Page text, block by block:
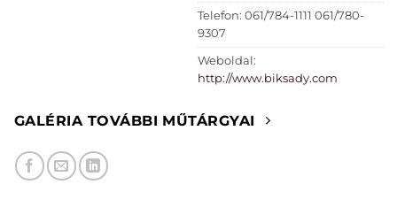
Telefon: 061/784-1111 061/780-
9307
Weboldal:
http://www.biksady.com
GALÉRIA TOVÁBBI MŰTÁRGYAI